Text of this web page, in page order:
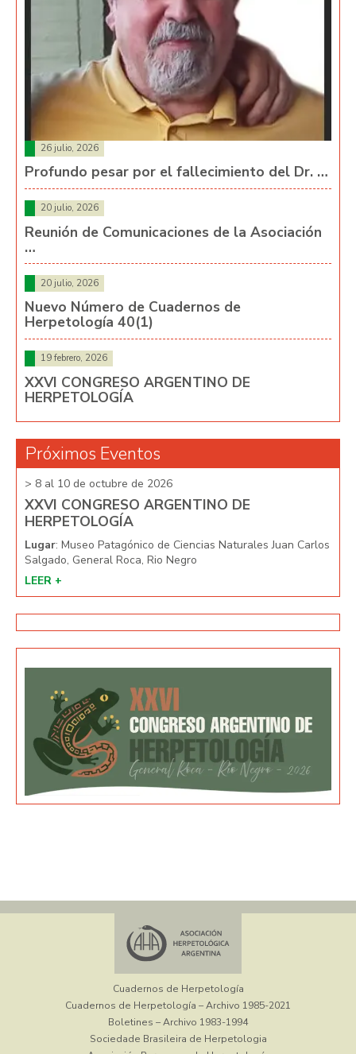
26 julio, 2026
Profundo pesar por el fallecimiento del Dr. …
20 julio, 2026
Reunión de Comunicaciones de la Asociación
…
20 julio, 2026
Nuevo Número de Cuadernos de
Herpetología 40(1)
19 febrero, 2026
XXVI CONGRESO ARGENTINO DE
HERPETOLOGÍA
Próximos Eventos
> 8 al 10 de octubre de 2026
XXVI CONGRESO ARGENTINO DE
HERPETOLOGÍA
Lugar: Museo Patagónico de Ciencias Naturales Juan Carlos
Salgado, General Roca, Rio Negro
LEER +
Cuadernos de Herpetología
Cuadernos de Herpetología – Archivo 1985-2021
Boletines – Archivo 1983-1994
Sociedade Brasileira de Herpetologia